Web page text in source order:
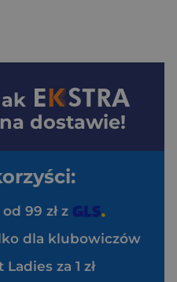
dostawie!
99 zł z
dla klubowiczów
za 1 zł